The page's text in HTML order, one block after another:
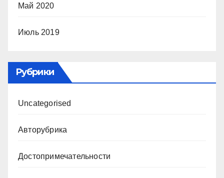
Май 2020
Июль 2019
Рубрики
Uncategorised
Авторубрика
Достопримечательности